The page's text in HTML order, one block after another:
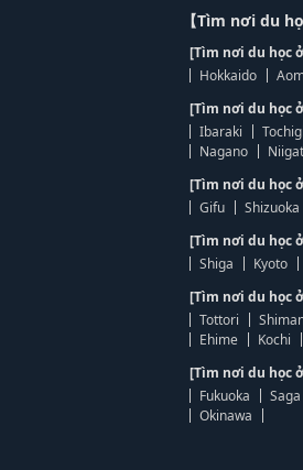
【Tìm nơi du
[Tìm nơi du học
Hokkaido
[Tìm nơi du học
Ibaraki
Tochigi
Nagano
[Tìm nơi du học
Gifu
Shizuoka
[Tìm nơi du học
Shiga
Kyoto
[Tìm nơi du học
Tottori
Ehime
Kochi
[Tìm nơi du học
Fukuoka
Saga
Okinawa